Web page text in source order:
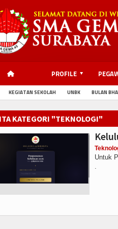
PROFILE
KEGIATAN SEKOLAH UNBK BULAN
KATEGORI "TEKNOLOGI"
Untuk
.